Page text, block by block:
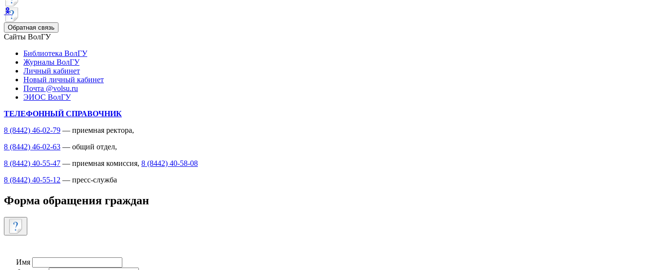
Обратная связь
Сайты ВолГУ
Библиотека ВолГУ
Журналы ВолГУ
Личный кабинет
Новый личный кабинет
Почта @volsu.ru
ЭИОС ВолГУ
ТЕЛЕФОННЫЙ СПРАВОЧНИК
8 (8442) 46-02-79 — приемная ректора,
8 (8442) 46-02-63 — общий отдел,
8 (8442) 40-55-47 — приемная комиссия, 8 (8442) 40-58-08
8 (8442) 40-55-12 — пресс-служба
Форма обращения граждан
Имя